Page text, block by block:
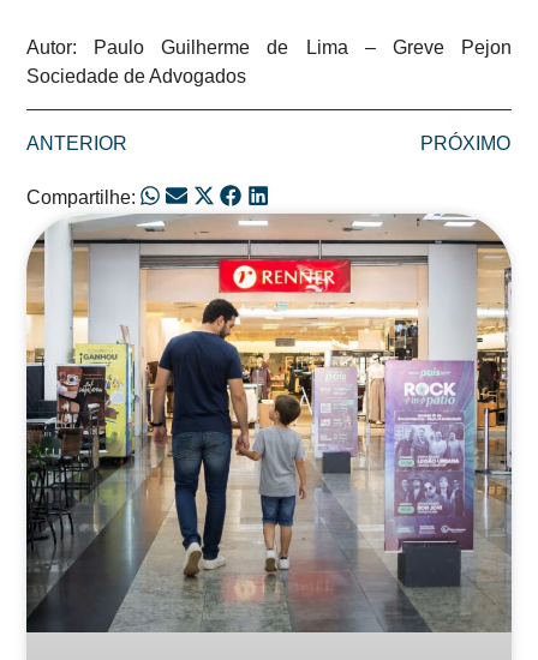
Autor: Paulo Guilherme de Lima – Greve Pejon
Sociedade de Advogados
ANTERIOR PRÓXIMO
Compartilhe:
Posts Relacionados